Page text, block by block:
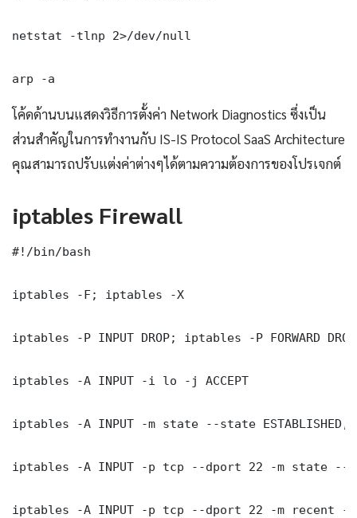
netstat -tlnp 2>/dev/null
arp -a
โค้ดด้านบนแสดงวิธีการตั้งค่า Network Diagnostics ซึ่งเป็น
ส่วนสำคัญในการทำงานกับ IS-IS Protocol SaaS Architecture
คุณสามารถปรับแต่งค่าต่างๆได้ตามความต้องการของโปรเจกต์
iptables Firewall
#!/bin/bash
iptables -F; iptables -X
iptables -P INPUT DROP; iptables -P FORWARD
iptables -A INPUT -i lo -j ACCEPT
iptables -A INPUT -m state --state ESTABLISHED,
iptables -A INPUT -p tcp --dport 22 -m state --
iptables -A INPUT -p tcp --dport 22 -m recent --